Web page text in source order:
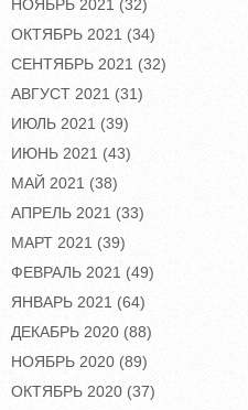
НОЯБРЬ 2021 (32)
ОКТЯБРЬ 2021 (34)
СЕНТЯБРЬ 2021 (32)
АВГУСТ 2021 (31)
ИЮЛЬ 2021 (39)
ИЮНЬ 2021 (43)
МАЙ 2021 (38)
АПРЕЛЬ 2021 (33)
МАРТ 2021 (39)
ФЕВРАЛЬ 2021 (49)
ЯНВАРЬ 2021 (64)
ДЕКАБРЬ 2020 (88)
НОЯБРЬ 2020 (89)
ОКТЯБРЬ 2020 (37)